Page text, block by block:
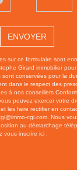
ENVOYER
sur ce formulaire sont
Girard immobilier
conservées pour la
dans le respect des
à nos conseillers
pouvez exercer votre
les faire rectifier en
cgi.com. Nous
au démarchage
vous inscrire ici :